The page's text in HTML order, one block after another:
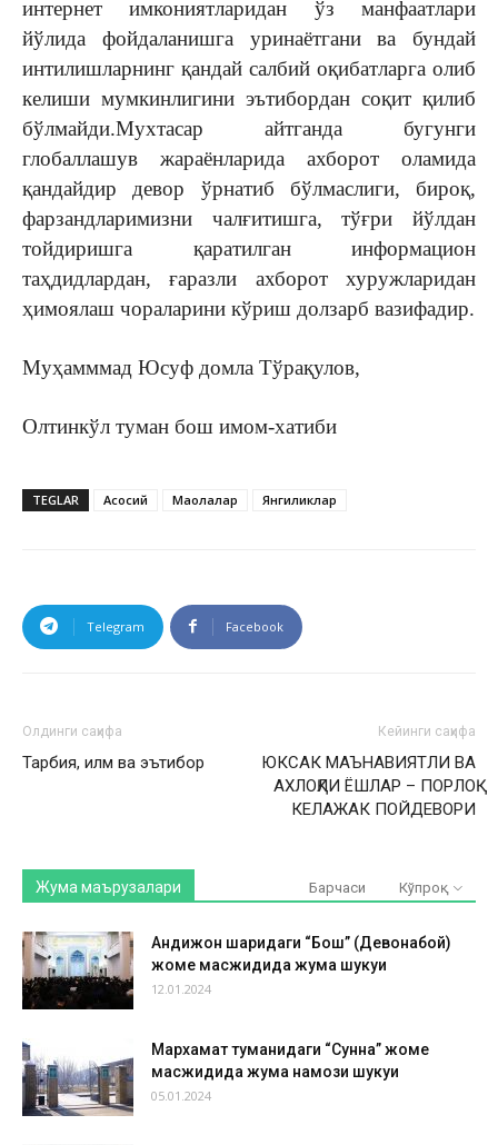
интернет имкониятларидан ўз манфаатлари
йўлида фойдаланишга уринаётгани ва бундай
интилишларнинг қандай салбий оқибатларга олиб
келиши мумкинлигини эътибордан соқит қилиб
бўлмайди.Мухтасар айтганда бугунги
глобаллашув жараёнларида ахборот оламида
қандайдир девор ўрнатиб бўлмаслиги, бироқ,
фарзандларимизни чалғитишга, тўғри йўлдан
тойдиришга қаратилган информацион
таҳдидлардан, ғаразли ахборот хуружларидан
ҳимоялаш чораларини кўриш долзарб вазифадир.
Муҳамммад Юсуф домла Тўрақулов,
Олтинкўл туман бош имом-хатиби
TEGLAR Асосий Мақолалар Янгиликлар
Telegram Facebook
Олдинги саҳифа
Тарбия, илм ва эътибор
Кейинги саҳифа
ЮКСАК МАЪНАВИЯТЛИ ВА
АХЛОҚЛИ ЁШЛАР – ПОРЛОҚ
КЕЛАЖАК ПОЙДЕВОРИ
Жума маърузалари Барчаси Кўпроқ
Андижон шаҳридаги “Бош” (Девонабой)
жоме масжидида жума шукуҳи
12.01.2024
Мархамат туманидаги “Сунна” жоме
масжидида жума намози шукуҳи
05.01.2024